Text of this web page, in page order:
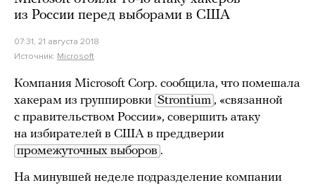
из России перед выборами в США
07:31, 21 августа 2018
Источник: Microsoft
Компания Microsoft Corp. сообщила, что помешала
хакерам из группировки Strontium , «связанной
с правительством России», совершить атаку
на избирателей в США в преддверии
промежуточных выборов .
На минувшей неделе подразделение компании